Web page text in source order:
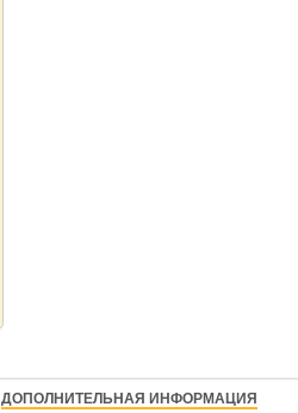
ДОПОЛНИТЕЛЬНАЯ ИНФОРМАЦИЯ